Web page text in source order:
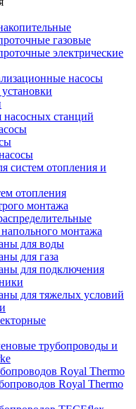
газовые
электрические
насосы
насосных станций
систем отопления и
отопления
монтажа
монтажа
для воды
для газа
для подключения
для тяжелых условий
трубопроводы и
Royal Thermo
Royal Thermo